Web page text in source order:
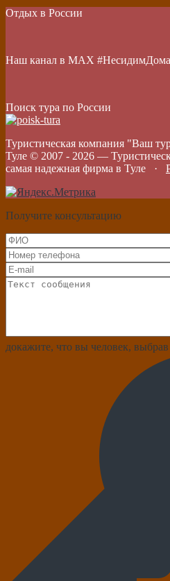
Отдых в России
Наш канал в МАХ #НесидимДома
Поиск тура по России
Туристическая компания "Ваш
Туле © 2007 - 2026 —
самая надежная фирма в Туле ·
Получите консультацию
докажите, что вы человек, выбрав